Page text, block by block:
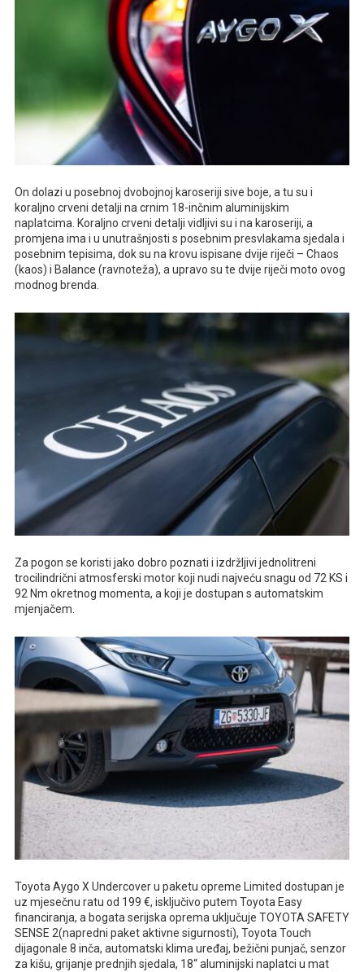
On dolazi u posebnoj dvobojnoj karoseriji sive boje, a tu su i
koraljno crveni detalji na crnim 18-inčnim aluminijskim
naplatcima. Koraljno crveni detalji vidljivi su i na karoseriji, a
promjena ima i u unutrašnjosti s posebnim presvlakama sjedala i
posebnim tepisima, dok su na krovu ispisane dvije riječi – Chaos
(kaos) i Balance (ravnoteža), a upravo su te dvije riječi moto ovog
modnog brenda.
Za pogon se koristi jako dobro poznati i izdržljivi jednolitreni
trocilindrični atmosferski motor koji nudi najveću snagu od 72 KS i
92 Nm okretnog momenta, a koji je dostupan s automatskim
mjenjačem.
Toyota Aygo X Undercover u paketu opreme Limited dostupan je
uz mjesečnu ratu od 199 €, isključivo putem Toyota Easy
financiranja, a bogata serijska oprema uključuje TOYOTA SAFETY
SENSE 2(napredni paket aktivne sigurnosti), Toyota Touch
dijagonale 8 inča, automatski klima uređaj, bežični punjač, senzor
za kišu, grijanje prednjih sjedala, 18“ aluminijski naplatci u mat